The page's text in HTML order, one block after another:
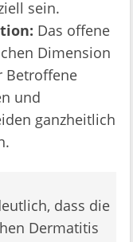
sein.
Das offene
Dimension
Betroffene
und
ganzheitlich
dass die
Dermatitis